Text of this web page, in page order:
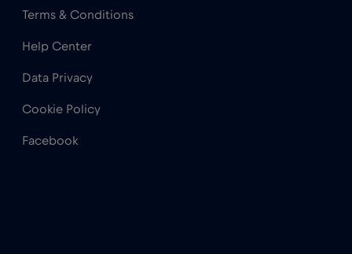
Terms & Conditions
Help Center
Data Privacy
Cookie Policy
Facebook